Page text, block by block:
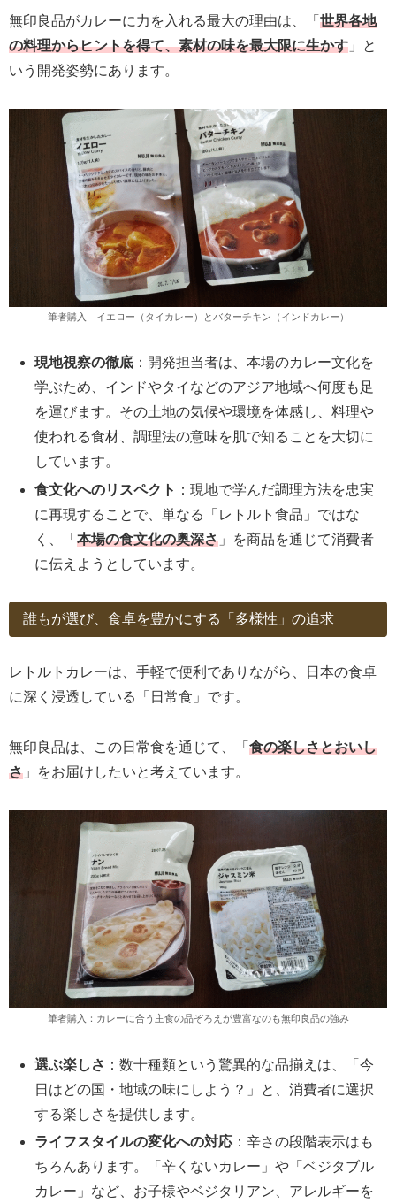
無印良品がカレーに力を入れる最大の理由は、「 世界各地
の料理からヒントを得て、素材の味を最大限に生かす 」と
いう開発姿勢にあります。
筆者購入 イエロー（タイカレー）とバターチキン（インドカレー）
現地視察の徹底 ：開発担当者は、本場のカレー文化を
学ぶため、インドやタイなどのアジア地域へ何度も足
を運びます。その土地の気候や環境を体感し、料理や
使われる食材、調理法の意味を肌で知ることを大切に
しています。
食文化へのリスペクト ：現地で学んだ調理方法を忠実
に再現することで、単なる「レトルト食品」ではな
く、「本場の食文化の奥深さ 」を商品を通じて消費者
に伝えようとしています。
誰もが選び、食卓を豊かにする「多様性」の追求
レトルトカレーは、手軽で便利でありながら、日本の食卓
に深く浸透している「日常食」です。
無印良品は、この日常食を通じて、「 食の楽しさとおいし
さ 」をお届けしたいと考えています。
筆者購入：カレーに合う主食の品ぞろえが豊富なのも無印良品の強み
選ぶ楽しさ ：数十種類という驚異的な品揃えは、「今
日はどの国・地域の味にしよう？」と、消費者に選択
する楽しさを提供します。
ライフスタイルの変化への対応 ：辛さの段階表示はも
ちろんあります。「辛くないカレー」や「ベジタブル
カレー」など、お子様やベジタリアン、アレルギーを